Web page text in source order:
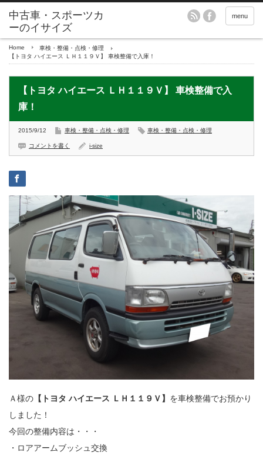
menu
Home
車検・整備・点検・修理
【トヨタ ハイエース ＬＨ１１９Ｖ】 車検整備で入庫！
【トヨタ ハイエース ＬＨ１１９Ｖ】 車検整備で入
庫！
2015/9/12 車検・整備・点検・修理 車検・整備・点検・修理
コメントを書く i-size
Ａ様の 【トヨタ ハイエース ＬＨ１１９Ｖ】 を車検整備でお預かり
しました！
今回の整備内容は・・・
・ロアアームブッシュ交換